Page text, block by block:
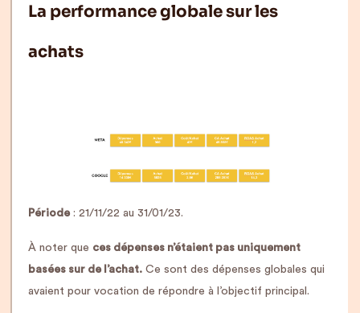
La performance globale sur les
achats
Période: 21/11/22 au 31/01/23.
À noter que ces dépenses n’étaient pas uniquement
basées sur de l’achat. Ce sont des dépenses globales qui
avaient pour vocation de répondre à l’objectif principal.